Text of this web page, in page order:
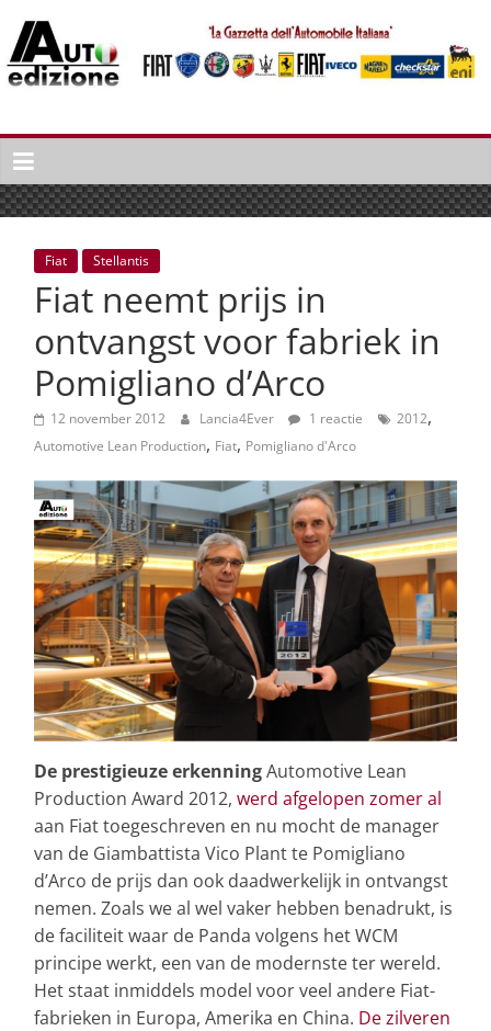
naar
inhoud
Auto
Edizione
La
Gazetta
dell'Automobile
Italiana
autonieuws
lifestyle
Fiat Stellantis
Fiat neemt prijs in
ontvangst voor fabriek in
Pomigliano d’Arco
12 november 2012 Lancia4Ever 1 reactie 2012,
Automotive Lean Production, Fiat, Pomigliano d'Arco
De prestigieuze erkenningAutomotive Lean
Production Award 2012, werd afgelopen zomer al
aan Fiat toegeschreven en nu mocht de manager
van de Giambattista Vico Plant te Pomigliano
d’Arco de prijs dan ook daadwerkelijk in ontvangst
nemen. Zoals we al wel vaker hebben benadrukt, is
de faciliteit waar de Panda volgens het WCM
principe werkt, een van de modernste ter wereld.
Het staat inmiddels model voor veel andere Fiat-
fabrieken in Europa, Amerika en China. De zilveren